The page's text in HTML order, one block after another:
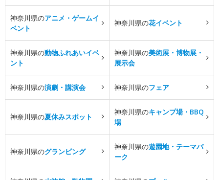
神奈川県のアニメ・ゲームイ
ベント
神奈川県の花イベント
神奈川県の動物ふれあいイベ
ント
神奈川県の美術展・博物展・
展示会
神奈川県の演劇・講演会 神奈川県のフェア
神奈川県の夏休みスポット
神奈川県のキャンプ場・BBQ
場
神奈川県のグランピング
神奈川県の遊園地・テーマパ
ーク